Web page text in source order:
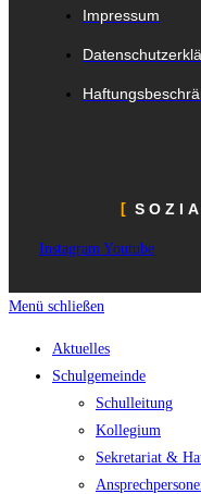
Impressum
Instagram Youtube
Menü schließen
Aktuelles
Schulgemeinde
Schulleitung
Kollegium
Sekretariat &